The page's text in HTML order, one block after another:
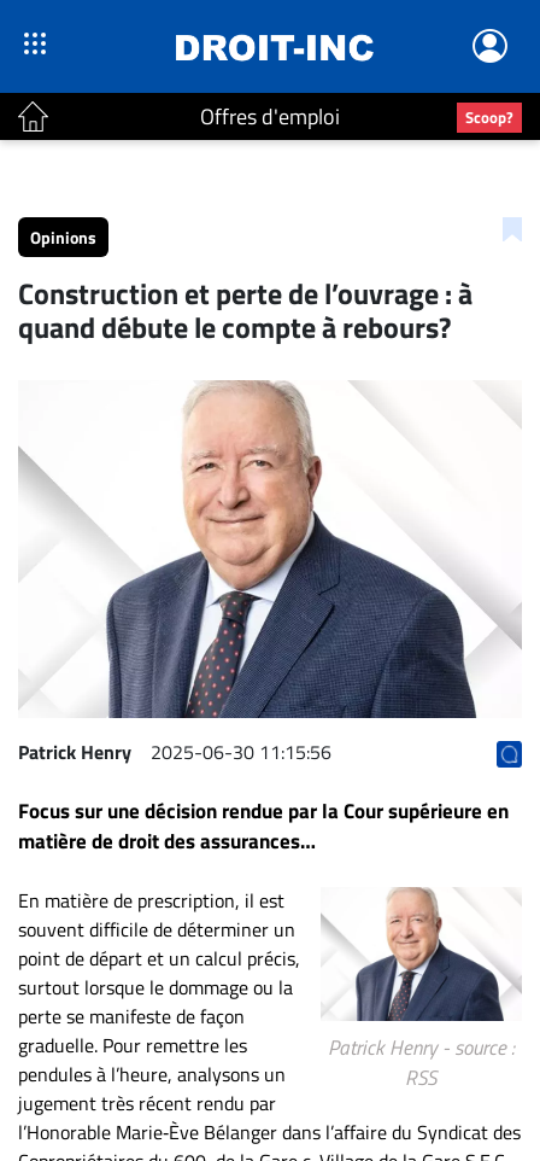
Offres d'emploi Scoop?
Accueil
Continu
Nominations
Campus
Carrière
CARRIÈRE
EMPLOIS
AVOCATS
JURISTES
Offres
d'emploi
Formation
Continue
Métiers
Scoop?
CABINETS
ET
ENTREPRISES
Opinions
Construction et perte de l’ouvrage : à
quand débute le compte à rebours?
Patrick Henry 2025-06-30 11:15:56
Focus sur une décision rendue par la Cour supérieure en
matière de droit des assurances…
Patrick Henry - source :
RSS
En matière de prescription, il est
souvent difficile de déterminer un
point de départ et un calcul précis,
surtout lorsque le dommage ou la
perte se manifeste de façon
graduelle. Pour remettre les
pendules à l’heure, analysons un
jugement très récent rendu par
l’Honorable Marie‑Ève Bélanger dans l’affaire du Syndicat des